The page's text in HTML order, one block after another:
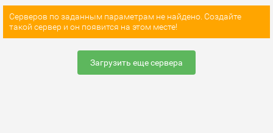
Серверов по заданным параметрам не найдено. Создайте
такой сервер и он появится на этом месте!
Загрузить еще сервера